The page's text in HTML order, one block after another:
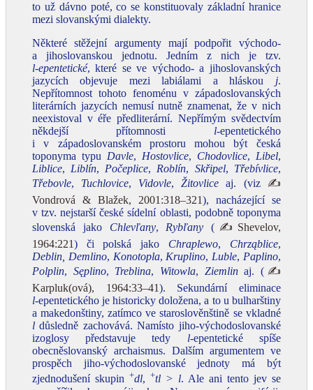
to už dávno poté, co se konstituovaly základní hranice
mezi slovanskými dialekty.
Některé stěžejní argumenty mají podpořit východo-
a jihoslovanskou jednotu. Jedním z nich je tzv.
l‑epentetické, které se ve východo- a jihoslovanských
jazycích objevuje mezi labiálami a hláskou j.
Nepřítomnost tohoto fenoménu v západoslovanských
literárních jazycích nemusí nutně znamenat, že v nich
neexistoval v éře předliterární. Nepřímým svědectvím
někdejší přítomnosti l‑epentetického
i v západoslovanském prostoru mohou být česká
toponyma typu Davle, Hostovlice, Chodovlice, Libel,
Liblice, Liblín, Počeplice, Roblín, Skřipel, Třebívlice,
Třebovle, Tuchlovice, Vidovle,Žitovlice aj. (viz ✍
Vondrová & Blažek, 2001:318–321), nacházející se
v tzv. nejstarší české sídelní oblasti, podobně toponyma
slovenská jako Chlevľany, Rybľany ( ✍Shevelov,
1964:221) či polská jako Chraplewo, Chrząblice,
Deblin, Demlino, Konotopla, Kruplino, Luble, Paplino,
Polplin, Sęplino, Treblina, Witowla, Ziemlinaj. ( ✍
Karpluk(ová), 1964:33–41). Sekundární eliminace
l‑epentetického je historicky doložena, a to u bulharštiny
a makedonštiny, zatímco ve staroslověnštině se vkladné
l důsledně zachovává. Namísto jiho-východoslovanské
izoglosy představuje tedy l‑epentetické spíše
obecněslovanský archaismus. Dalším argumentem ve
prospěch jiho-východoslovanské jednoty má být
zjednodušení skupin +dl, +tl > l. Ale ani tento jev se